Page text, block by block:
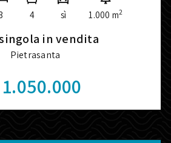
4 sì 1.000 m2
singola in vendita
Pietrasanta